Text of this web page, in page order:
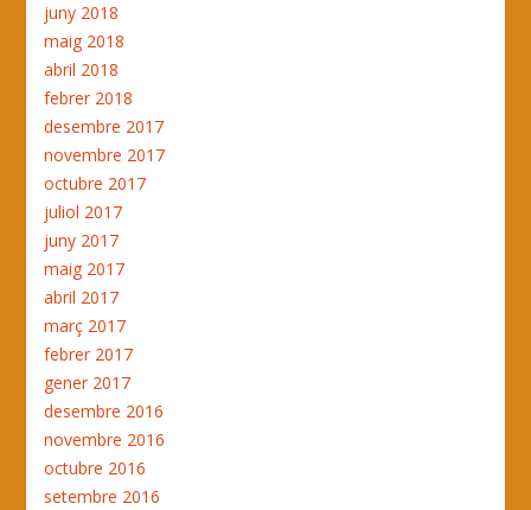
juny 2018
maig 2018
abril 2018
febrer 2018
desembre 2017
novembre 2017
octubre 2017
juliol 2017
juny 2017
maig 2017
abril 2017
març 2017
febrer 2017
gener 2017
desembre 2016
novembre 2016
octubre 2016
setembre 2016